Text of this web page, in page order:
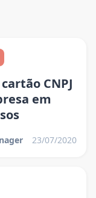
CNPJ
em
23/07/2020